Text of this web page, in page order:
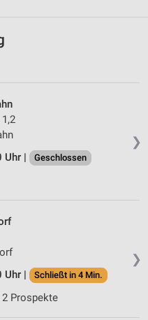
❯
Uhr |
Geschlossen
❯
Uhr |
Schließt in 4 Min.
2 Prospekte